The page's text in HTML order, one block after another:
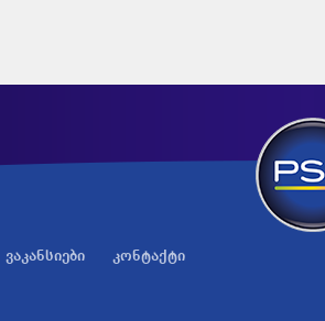
ვაკანსიები კონტაქტი